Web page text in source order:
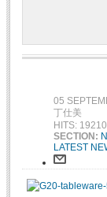
05
丁仕美
HITS: 19210
SECTION:
LATEST